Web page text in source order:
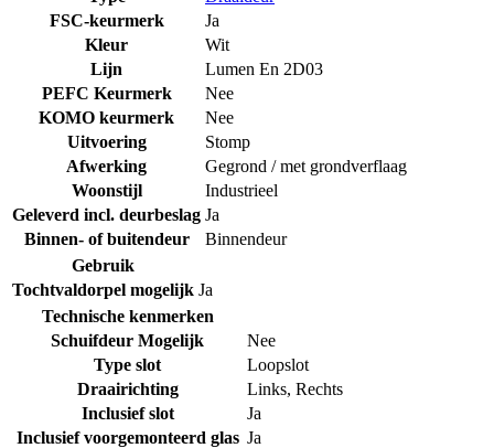
FSC-keurmerk
Ja
Kleur
Wit
Lijn
Lumen En 2D03
PEFC Keurmerk
Nee
KOMO keurmerk
Nee
Uitvoering
Stomp
Afwerking
Gegrond / met grondverflaag
Woonstijl
Industrieel
Geleverd incl. deurbeslag Ja
Binnen- of buitendeur
Binnendeur
Gebruik
Tochtvaldorpel mogelijk Ja
Technische kenmerken
Schuifdeur Mogelijk
Nee
Type slot
Loopslot
Draairichting
Links, Rechts
Inclusief slot
Ja
Inclusief voorgemonteerd glas Ja